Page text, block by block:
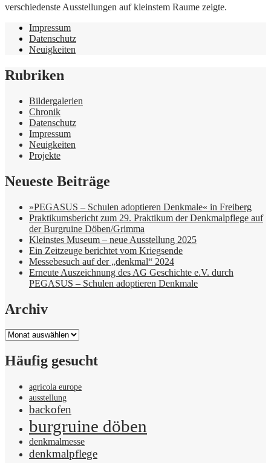
verschiedenste Ausstellungen auf kleinstem Raume zeigte.
Impressum
Datenschutz
Neuigkeiten
Rubriken
Bildergalerien
Chronik
Datenschutz
Impressum
Neuigkeiten
Projekte
Neueste Beiträge
»PEGASUS – Schulen adoptieren Denkmale« in Freiberg
Praktikumsbericht zum 29. Praktikum der Denkmalpflege auf
der Burgruine Döben/Grimma
Kleinstes Museum – neue Ausstellung 2025
Ein Zeitzeuge berichtet vom Kriegsende
Messebesuch auf der „denkmal“ 2024
Erneute Auszeichnung des AG Geschichte e.V. durch
PEGASUS – Schulen adoptieren Denkmale
Archiv
Archiv
Häufig gesucht
agricola europe
ausstellung
backofen
burgruine döben
denkmalmesse
denkmalpflege